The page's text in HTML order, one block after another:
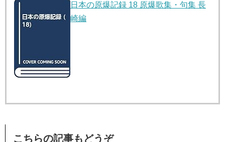
日本の原爆記録 18 原爆歌集・句集 長
崎編
こちらの記事もどうぞ